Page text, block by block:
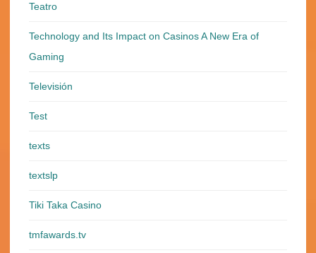
Teatro
Technology and Its Impact on Casinos A New Era of
Gaming
Televisión
Test
texts
textslp
Tiki Taka Casino
tmfawards.tv